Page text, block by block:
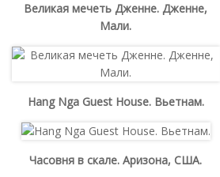
Великая мечеть Дженне. Дженне,
Мали.
Hang Nga Guest House. Вьетнам.
Часовня в скале. Аризона, США.